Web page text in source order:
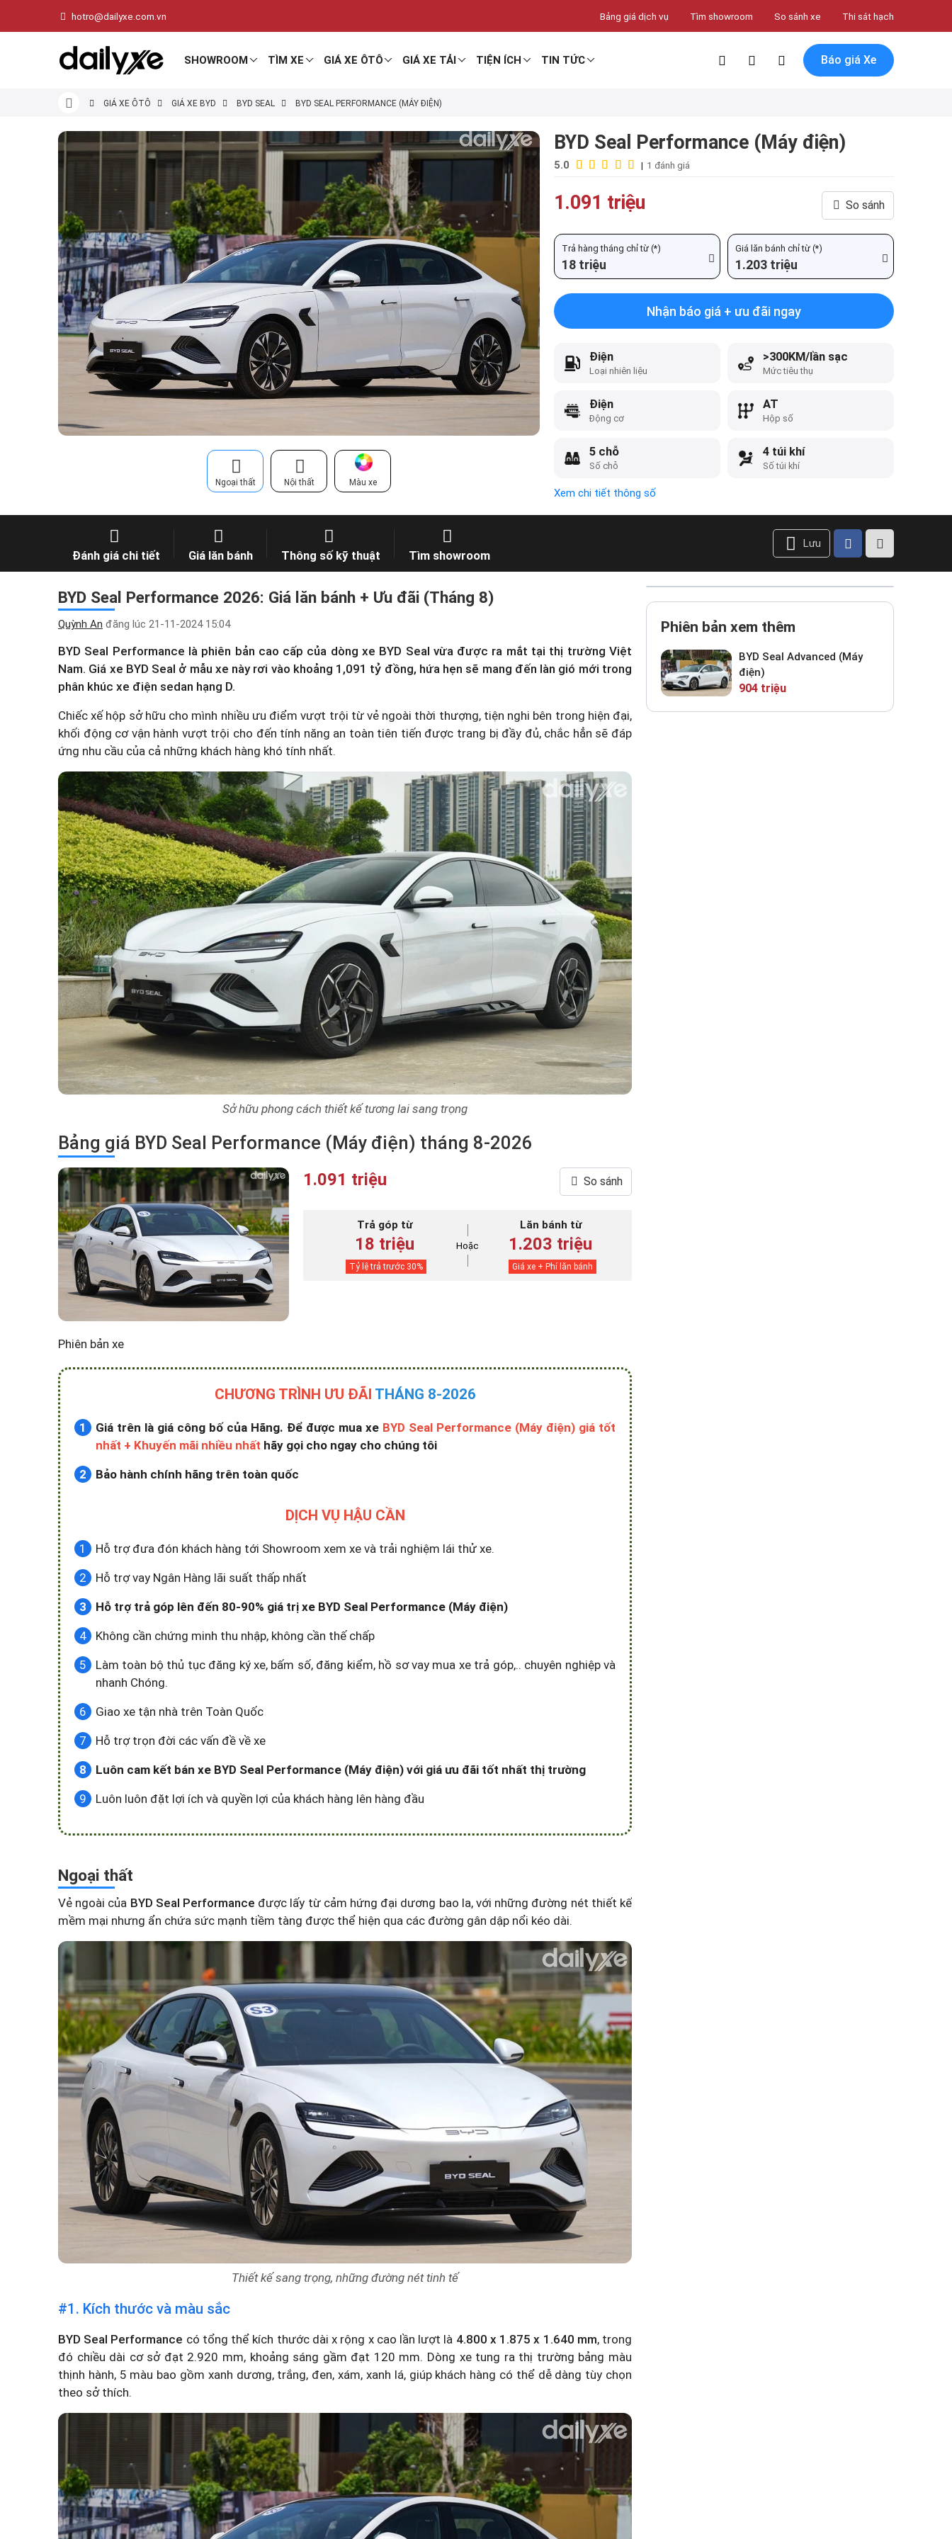
hotro@dailyxe.com.vn Bảng giá dịch vụ Tìm showroom So sánh xe Thi sát hạch
SHOWROOM TÌM XE GIÁ XE ÔTÔ GIÁ XE TẢI TIỆN ÍCH TIN TỨC Báo giá Xe
GIÁ XE ÔTÔ GIÁ XE BYD BYD SEAL BYD SEAL PERFORMANCE (MÁY ĐIỆN)
Ngoại thất Nội thất Màu xe
BYD Seal Performance (Máy điện)
5.0 | 1 đánh giá
1.091 triệu So sánh
Trả hàng tháng chỉ từ (*)
18 triệu
Giá lăn bánh chỉ từ (*)
1.203 triệu
Nhận báo giá + ưu đãi ngay
Loại nhiên liệu
Điện
Mức tiêu thụ
>300KM/lần sạc
Động cơ
Điện
Hộp số
AT
Số chỗ
5 chỗ
Số túi khí
4 túi khí
Xem chi tiết thông số
Đánh giá chi tiết Giá lăn bánh Thông số kỹ thuật Tìm showroom
Lưu
BYD Seal Performance 2026: Giá lăn bánh + Ưu đãi (Tháng 8)
Quỳnh An đăng lúc 21-11-2024 15:04
BYD Seal Performance là phiên bản cao cấp của dòng xe BYD Seal vừa được ra mắt tại thị trường Việt
Nam. Giá xe BYD Seal ở mẫu xe này rơi vào khoảng 1,091 tỷ đồng, hứa hẹn sẽ mang đến làn gió mới trong
phân khúc xe điện sedan hạng D.
Chiếc xế hộp sở hữu cho mình nhiều ưu điểm vượt trội từ vẻ ngoài thời thượng, tiện nghi bên trong hiện đại,
khối động cơ vận hành vượt trội cho đến tính năng an toàn tiên tiến được trang bị đầy đủ, chắc hẳn sẽ đáp
ứng nhu cầu của cả những khách hàng khó tính nhất.
Sở hữu phong cách thiết kế tương lai sang trọng
Bảng giá BYD Seal Performance (Máy điện) tháng 8-2026
1.091 triệu So sánh
Trả góp từ
18 triệu
Tỷ lệ trả trước 30%
Hoặc
Lăn bánh từ
1.203 triệu
Giá xe + Phí lăn bánh
Phiên bản xe
CHƯƠNG TRÌNH ƯU ĐÃI THÁNG 8-2026
Giá trên là giá công bố của Hãng. Để được mua xe BYD Seal Performance (Máy điện) giá tốt
nhất + Khuyến mãi nhiều nhất hãy gọi cho ngay cho chúng tôi
Bảo hành chính hãng trên toàn quốc
DỊCH VỤ HẬU CẦN
Hỗ trợ đưa đón khách hàng tới Showroom xem xe và trải nghiệm lái thử xe.
Hỗ trợ vay Ngân Hàng lãi suất thấp nhất
Hỗ trợ trả góp lên đến 80-90% giá trị xe BYD Seal Performance (Máy điện)
Không cần chứng minh thu nhập, không cần thế chấp
Làm toàn bộ thủ tục đăng ký xe, bấm số, đăng kiểm, hồ sơ vay mua xe trả góp,.. chuyên nghiệp và
nhanh Chóng.
Giao xe tận nhà trên Toàn Quốc
Hỗ trợ trọn đời các vấn đề về xe
Luôn cam kết bán xe BYD Seal Performance (Máy điện) với giá ưu đãi tốt nhất thị trường
Luôn luôn đặt lợi ích và quyền lợi của khách hàng lên hàng đầu
Ngoại thất
Vẻ ngoài của BYD Seal Performance được lấy từ cảm hứng đại dương bao la, với những đường nét thiết kế
mềm mại nhưng ẩn chứa sức mạnh tiềm tàng được thể hiện qua các đường gân dập nổi kéo dài.
Thiết kế sang trọng, những đường nét tinh tế
#1. Kích thước và màu sắc
BYD Seal Performance có tổng thể kích thước dài x rộng x cao lần lượt là 4.800 x 1.875 x 1.640 mm, trong
đó chiều dài cơ sở đạt 2.920 mm, khoảng sáng gầm đạt 120 mm. Dòng xe tung ra thị trường bảng màu
thịnh hành, 5 màu bao gồm xanh dương, trắng, đen, xám, xanh lá, giúp khách hàng có thể dễ dàng tùy chọn
theo sở thích.
Phiên bản xem thêm
BYD Seal Advanced (Máy
điện)
904 triệu